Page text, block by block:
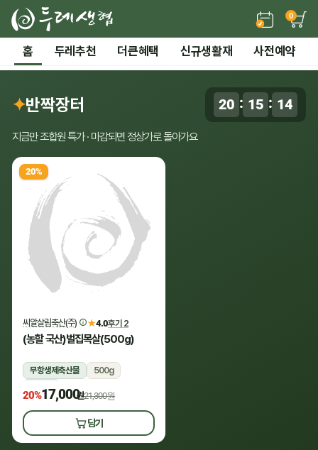
0
홈 두레추천 더큰혜택 신규생활재 사전예약
시즌기획
말복 더위까지! 끝장 보양 특가
든든한 간편 보양식 →
‹ ›
2 / 7 전체 보기
0
✦반짝장터 20 : 15 : 13
지금만 조합원 특가 · 마감되면 정상가로 돌아가요
20%
씨알살림축산(주) ★4.0후기 2
(농할 국산)벌집목살(500g)
무항생제축산물
500g
냉장
20%17,000원21,300원
담기